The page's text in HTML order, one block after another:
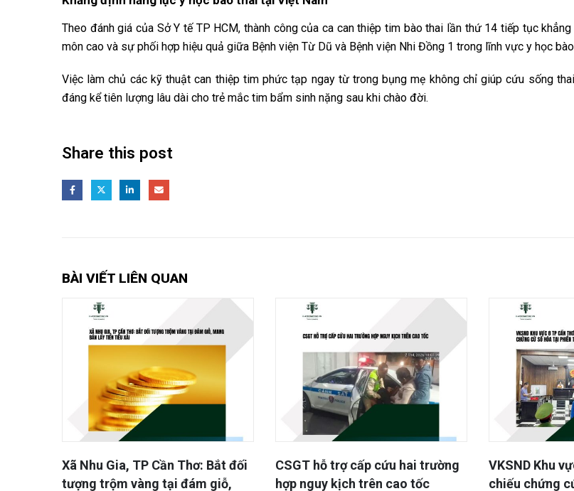
Theo đánh giá của Sở Y tế TP HCM, thành công của ca can thiệp tim bào thai lần thứ 14 tiếp tục
môn cao và sự phối hợp hiệu quả giữa Bệnh viện Từ Dũ và Bệnh viện Nhi Đồng 1 trong lĩnh vực y học
Việc làm chủ các kỹ thuật can thiệp tim phức tạp ngay từ trong bụng mẹ không chỉ giúp cứu sống
đáng kể tiên lượng lâu dài cho trẻ mắc tim bẩm sinh nặng sau khi chào đời.
Share this post
BÀI VIẾT LIÊN QUAN
CSGT hỗ trợ cấp cứu hai trường
hợp nguy kịch trên cao tốc
VKSND Khu vực 8 Cần Thơ trình
chiếu chứng cứ số hóa tại phiên
Chặt đứt “hệ
thuê núp